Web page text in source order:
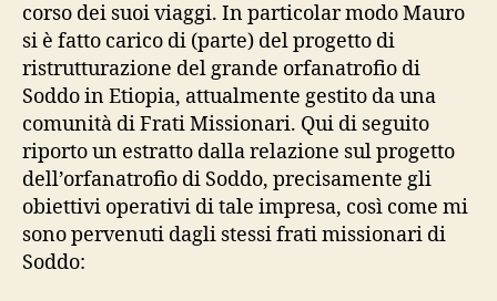
corso dei suoi viaggi. In particolar modo Mauro
si è fatto carico di (parte) del progetto di
ristrutturazione del grande orfanatrofio di
Soddo in Etiopia, attualmente gestito da una
comunità di Frati Missionari. Qui di seguito
riporto un estratto dalla relazione sul progetto
dell’orfanatrofio di Soddo, precisamente gli
obiettivi operativi di tale impresa, così come mi
sono pervenuti dagli stessi frati missionari di
Soddo: